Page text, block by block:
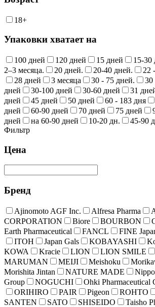
18+
Упаковки хватает на
100 дней 120 дней 15 дней 15-30
2–3 месяца.
20 дней. 20-40 дней. 22
28 дней
3 месяца 30 - 75 дней. 30
дней
30-100 дней 30-60 дней 31
дней
45 дней 50 дней 60 - 183 дня
дней
60-90 дней 70 дней 75 дней
дней
на 60-90 дней 10-20 дн. 45-90
Фильтр
Цена
Бренд
Ajinomoto AGF Inc. Alfresa Pharma
CORPORATION
Biore BOURBON
Earth Pharmaceutical
FANCL FINE
ITOH
Japan Gals KOBAYASHI
KOWA
Kracie LION LION SMILE
MARUMAN
MEIJI Meishoku
Morishita Jintan
NATURE MADE
Group
NOGUCHI Ohki Pharmaceutical
ORIHIRO
PAIR Pigeon ROHTO
SANTEN
SATO SHISEIDO
Taisho